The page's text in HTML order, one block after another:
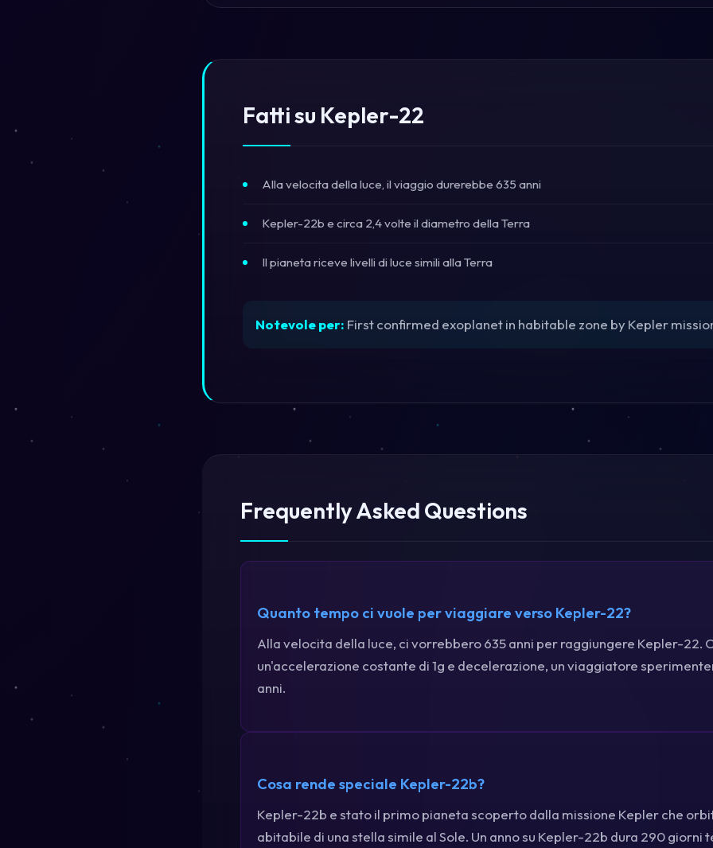
Fatti su Kepler-22
Alla velocita della luce, il viaggio durerebbe 635 anni
Kepler-22b e circa 2,4 volte il diametro della Terra
Il pianeta riceve livelli di luce simili alla Terra
Notevole per: First confirmed exoplanet in habitable zone by Kepler
Frequently Asked Questions
Quanto tempo ci vuole per viaggiare verso Kepler-22?
Alla velocita della luce, ci vorrebbero 635 anni per raggiungere Kepler-22.
un'accelerazione costante di 1g e decelerazione, un viaggiatore
anni.
Cosa rende speciale Kepler-22b?
Kepler-22b e stato il primo pianeta scoperto dalla missione Kepler che
abitabile di una stella simile al Sole. Un anno su Kepler-22b dura 290 giorni